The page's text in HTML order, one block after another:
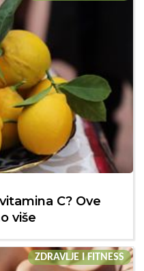
C? Ove
više
ZDRAVLJE I FITNESS